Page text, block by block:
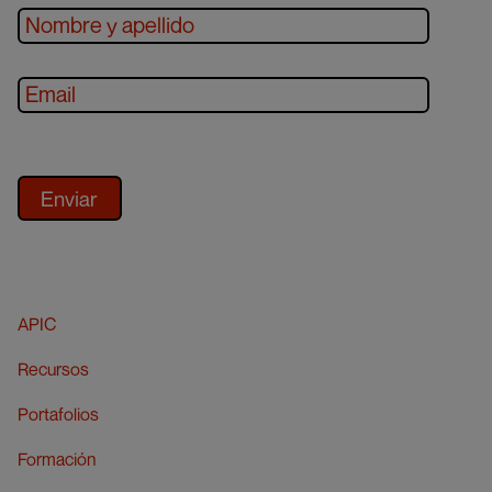
APIC
Recursos
Portafolios
Formación